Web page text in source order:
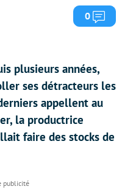
0
plusieurs années,
ses détracteurs les
appellent au
la productrice
faire des stocks de